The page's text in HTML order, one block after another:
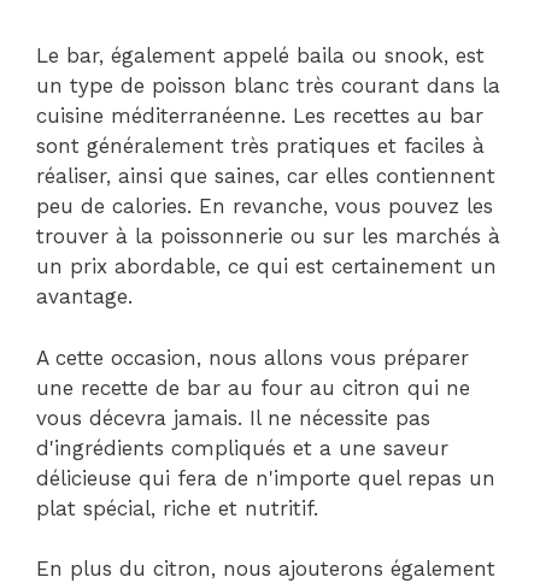
Le bar, également appelé baila ou snook, est
un type de poisson blanc très courant dans la
cuisine méditerranéenne. Les recettes au bar
sont généralement très pratiques et faciles à
réaliser, ainsi que saines, car elles contiennent
peu de calories. En revanche, vous pouvez les
trouver à la poissonnerie ou sur les marchés à
un prix abordable, ce qui est certainement un
avantage.
A cette occasion, nous allons vous préparer
une recette de bar au four au citron qui ne
vous décevra jamais. Il ne nécessite pas
d'ingrédients compliqués et a une saveur
délicieuse qui fera de n'importe quel repas un
plat spécial, riche et nutritif.
En plus du citron, nous ajouterons également